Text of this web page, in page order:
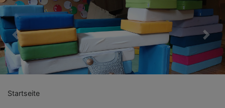
Previous Next
Startseite